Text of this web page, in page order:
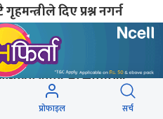
दिए प्रश्न नगर्न
विवादमा सर्वोच्चले
प्रोफाइल सर्च